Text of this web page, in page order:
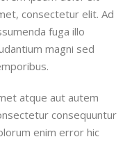
consectetur elit. Ad
fuga illo
magni sed
atque aut autem
consequuntur
enim error hic